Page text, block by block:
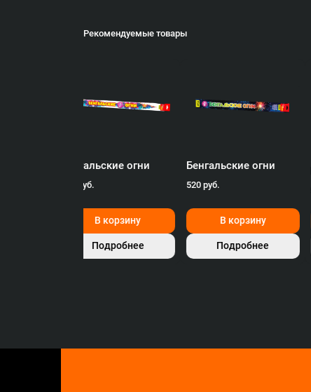
Рекомендуемые товары
Бенгальские огни
820 руб.
В корзину
Подробнее
Бенгальские огни
520 руб.
В корзину
Подробнее